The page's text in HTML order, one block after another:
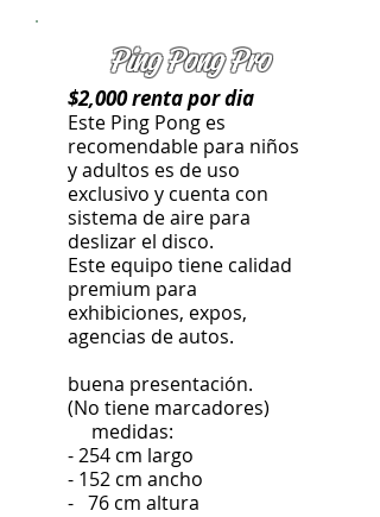
Ping Pong Pro
$2,000 renta por dia
Este Ping Pong es
recomendable para niños
y adultos es de uso
exclusivo y cuenta con
sistema de aire para
deslizar el disco.
Este equipo tiene calidad
premium para
exhibiciones, expos,
agencias de autos.
buena presentación.
(No tiene marcadores)
medidas:
- 254 cm largo
- 152 cm ancho
- 76 cm altura